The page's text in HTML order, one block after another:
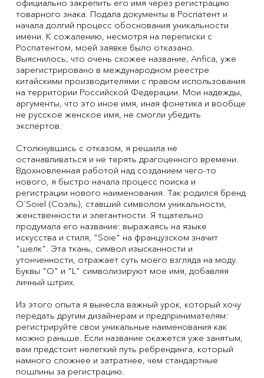
официально закрепить его имя через регистрацию
товарного знака. Подала документы в Роспатент и
начала долгий процесс обоснования уникальности
имени. К сожалению, несмотря на переписки с
Роспатентом, моей заявке было отказано.
Выяснилось, что очень схожее название, Anfica, уже
зарегистрировано в международном реестре
китайскими производителями с правом использования
на территории Российской Федерации. Мои надежды,
аргументы, что это иное имя, иная фонетика и вообще
не русское женское имя, не смогли убедить
экспертов.
Столкнувшись с отказом, я решила не
останавливаться и не терять драгоценного времени.
Вдохновленная работой над созданием чего-то
нового, я быстро начала процесс поиска и
регистрации нового наименования. Так родился бренд
O`Soiel (Соэль), ставший символом уникальности,
женственности и элегантности. Я тщательно
продумала его название: выражаясь на языке
искусства и стиля, "Soie" на французском значит
"шелк". Эта ткань, символ изысканности и
утонченности, отражает суть моего взгляда на моду.
Буквы "O" и "L" символизируют мое имя, добавляя
личный штрих.
Из этого опыта я вынесла важный урок, который хочу
передать другим дизайнерам и предпринимателям:
регистрируйте свои уникальные наименования как
можно раньше. Если название окажется уже занятым,
вам предстоит нелегкий путь ребрендинга, который
намного сложнее и затратнее, чем стандартные
пошлины за регистрацию.